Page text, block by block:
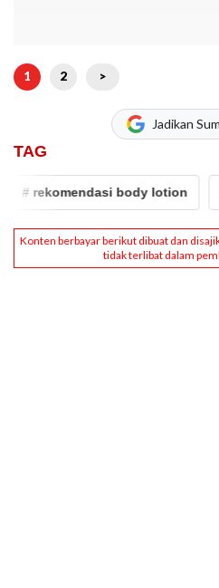
1 2 >
Jadikan
TAG
# rekomendasi body lotion